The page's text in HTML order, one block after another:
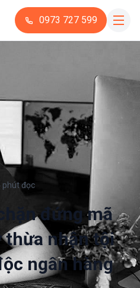
0973 727 599
phút đọc
đứng mã
thừa nhận tội
ngân hàng